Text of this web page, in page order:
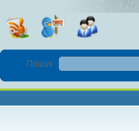
Пошук :